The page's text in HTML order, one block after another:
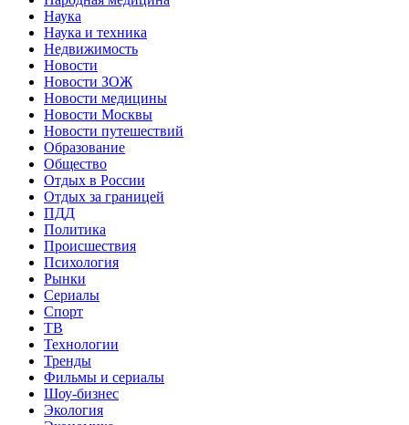
Наука
Наука и техника
Недвижимость
Новости
Новости ЗОЖ
Новости медицины
Новости Москвы
Новости путешествий
Образование
Общество
Отдых в России
Отдых за границей
ПДД
Политика
Происшествия
Психология
Рынки
Сериалы
Спорт
ТВ
Технологии
Тренды
Фильмы и сериалы
Шоу-бизнес
Экология